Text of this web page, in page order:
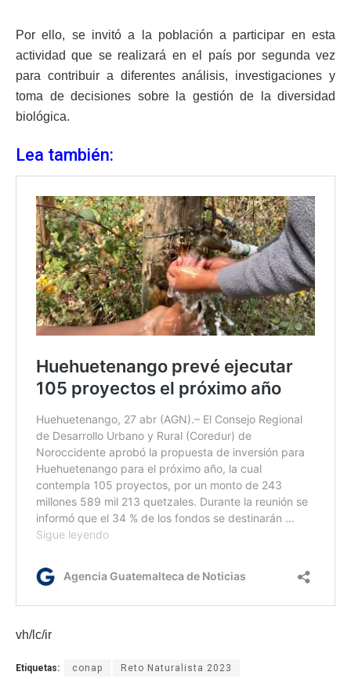
Por ello, se invitó a la población a participar en esta
actividad que se realizará en el país por segunda vez
para contribuir a diferentes análisis, investigaciones y
toma de decisiones sobre la gestión de la diversidad
biológica.
Lea también:
vh/lc/ir
Etiquetas: conap Reto Naturalista 2023